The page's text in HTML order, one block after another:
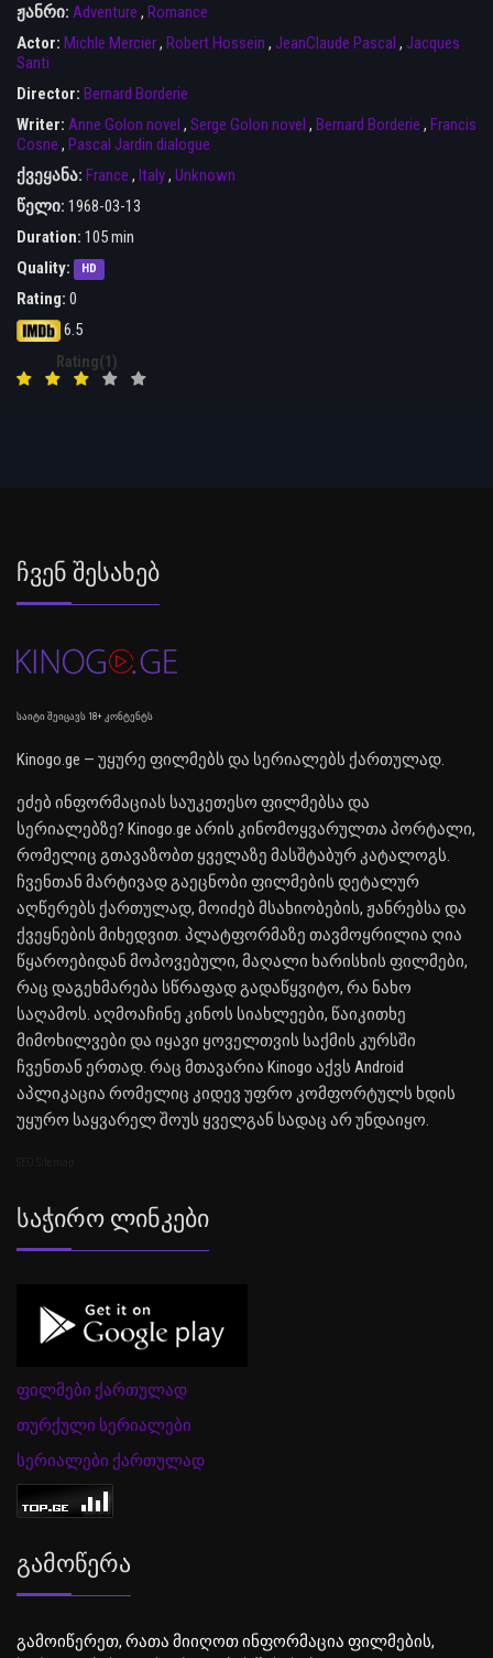
ჟანრი: Adventure , Romance
Actor: Michle Mercier, Robert Hossein , JeanClaude Pascal , Jacques
Santi
Director: Bernard Borderie
Writer: Anne Golon novel , Serge Golon novel , Bernard Borderie , Francis
Cosne , Pascal Jardin dialogue
ქვეყანა: France , Italy, Unknown
წელი: 1968-03-13
Duration: 105 min
Quality:
HD
Rating: 0
6.5
Rating(1)
Ჩვენ Შესახებ
საიტი შეიცავს 18+ კონტენტს
Kinogo.ge — უყურე ფილმებს და სერიალებს ქართულად.
ეძებ ინფორმაციას საუკეთესო ფილმებსა და
სერიალებზე? Kinogo.ge არის კინომოყვარულთა პორტალი,
რომელიც გთავაზობთ ყველაზე მასშტაბურ კატალოგს.
ჩვენთან მარტივად გაეცნობი ფილმების დეტალურ
აღწერებს ქართულად, მოიძებ მსახიობების, ჟანრებსა და
ქვეყნების მიხედვით. პლატფორმაზე თავმოყრილია ღია
წყაროებიდან მოპოვებული, მაღალი ხარისხის ფილმები,
რაც დაგეხმარება სწრაფად გადაწყვიტო, რა ნახო
საღამოს. აღმოაჩინე კინოს სიახლეები, წაიკითხე
მიმოხილვები და იყავი ყოველთვის საქმის კურსში
ჩვენთან ერთად. რაც მთავარია Kinogo აქვს Android
აპლიკაცია რომელიც კიდევ უფრო კომფორტულს ხდის
უყურო საყვარელ შოუს ყველგან სადაც არ უნდაიყო.
Საჭირო Ლინკები
ფილმები ქართულად
თურქული სერიალები
სერიალები ქართულად
Გამოწერა
გამოიწერეთ, რათა მიიღოთ ინფორმაცია ფილმების,